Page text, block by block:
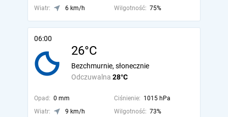
Wiatr:
6 km/h Wilgotność: 75%
06:00
26°C
Odczuwalna 28°C
Bezchmurnie, słonecznie
Opad: 0 mm Ciśnienie: 1015 hPa
Wiatr:
9 km/h Wilgotność: 73%